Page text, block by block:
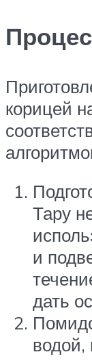
корицей
Тару
и
дать
водой,